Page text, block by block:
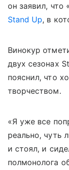
он заявил, что
Stand Up, в
Винокур
двух сезонах
пояснил, что
творчеством.
«Я уже все
реально, чуть
и стоял, и
полмонолога